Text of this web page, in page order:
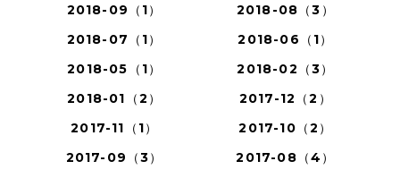
2018-09（1）
2018-08（3）
2018-07（1）
2018-06（1）
2018-05（1）
2018-02（3）
2018-01（2）
2017-12（2）
2017-11（1）
2017-10（2）
2017-09（3）
2017-08（4）